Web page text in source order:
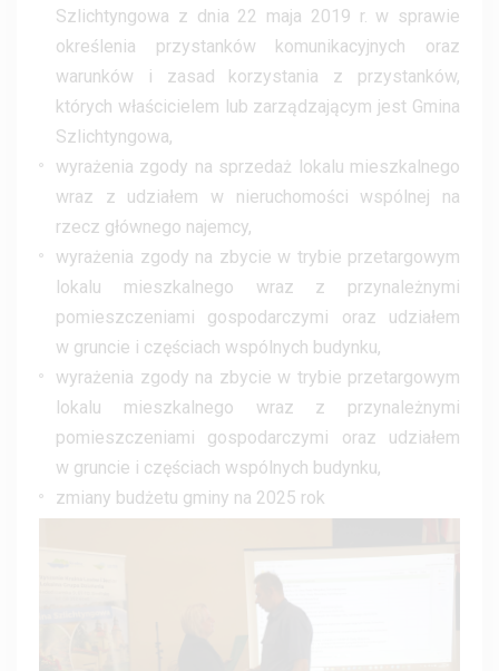
Szlichtyngowa z dnia 22 maja 2019 r. w sprawie
określenia przystanków komunikacyjnych oraz
warunków i zasad korzystania z przystanków,
których właścicielem lub zarządzającym jest Gmina
Szlichtyngowa,
wyrażenia zgody na sprzedaż lokalu mieszkalnego
wraz z udziałem w nieruchomości wspólnej na
rzecz głównego najemcy,
wyrażenia zgody na zbycie w trybie przetargowym
lokalu mieszkalnego wraz z przynależnymi
pomieszczeniami gospodarczymi oraz udziałem
w gruncie i częściach wspólnych budynku,
wyrażenia zgody na zbycie w trybie przetargowym
lokalu mieszkalnego wraz z przynależnymi
pomieszczeniami gospodarczymi oraz udziałem
w gruncie i częściach wspólnych budynku,
zmiany budżetu gminy na 2025 rok